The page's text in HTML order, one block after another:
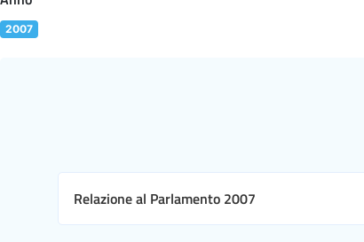
2007
Relazione al Parlamento 2007